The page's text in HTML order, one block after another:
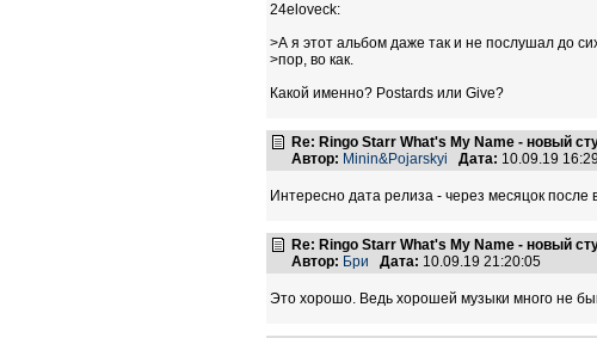
24eloveck:
>А я этот альбом даже так и не послушал до
>пор, во как.
Какой именно? Postards или Give?
Re: Ringo Starr What's My Name - новый
Автор: Minin&Pojarskyi Дата: 10.09.19
Интересно дата релиза - через месяцок
Re: Ringo Starr What's My Name - новый
Автор: Бри Дата: 10.09.19 21:20:05
Это хорошо. Ведь хорошей музыки много не